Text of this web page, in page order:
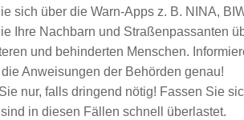
sich über die Warn-Apps z. B. NINA,
Ihre Nachbarn und Straßenpassanten
und behinderten Menschen.
Anweisungen der Behörden genau!
nur, falls dringend nötig! Fassen Sie
in diesen Fällen schnell überlastet.